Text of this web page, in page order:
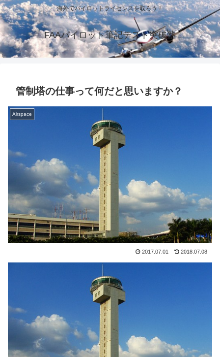
海外でパイロットライセンスを取ろう！
FAAパイロット筆記テスト突破塾
管制塔の仕事って何だと思いますか？
Airspace
2017.07.01 2018.07.08